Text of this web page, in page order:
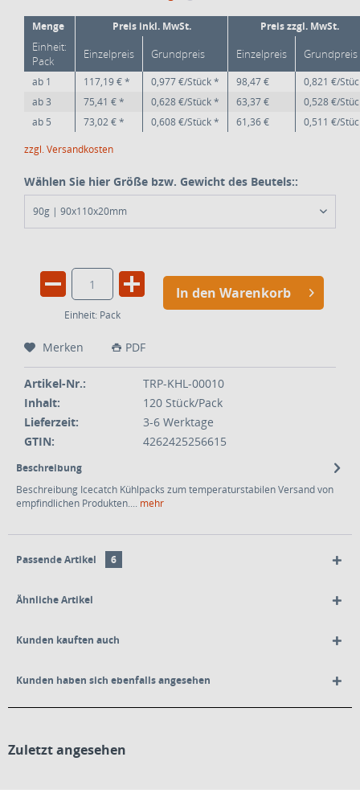
Menge Preis inkl. MwSt. Preis zzgl. MwSt.
Einheit:
Pack
Einzelpreis Grundpreis Einzelpreis Grundpreis
ab 1 117,19 € * 0,977 €/Stück * 98,47 €
0,821 €/
ab3 75,41 € * 0,628 €/Stück * 63,37 €
0,528 €/
ab 5 73,02 € * 0,608 €/Stück * 61,36 €
0,511 €/
zzgl. Versandkosten
Wählen Sie hier Größe bzw. Gewicht des Beutels::
90g | 90x110x20mm
Einheit: Pack
In den Warenkorb
Merken PDF
Artikel-Nr.:
TRP-KHL-00010
Inhalt:
120 Stück/Pack
Lieferzeit:
3-6 Werktage
GTIN:
4262425256615
Beschreibung
Beschreibung Icecatch Kühlpacks zum temperaturstabilen Versand von
empfindlichen Produkten.... mehr
Passende Artikel 6
Ähnliche Artikel
Kunden kauften auch
Kunden haben sich ebenfalls angesehen
Zuletzt angesehen